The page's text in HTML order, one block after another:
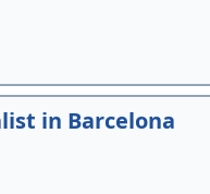
in Barcelona